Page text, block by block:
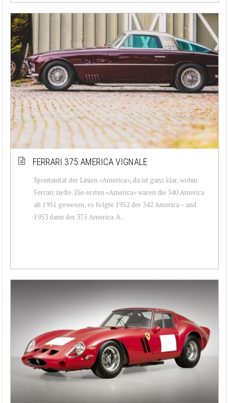
FERRARI 375 AMERICA VIGNALE
Spontanität der Linien «America», da ist ganz klar, wohin
Ferrari zielte. Die ersten «America» waren die 340 America
ab 1951 gewesen, es folgte 1952 der 342 America – und
1953 dann der 375 America. A...